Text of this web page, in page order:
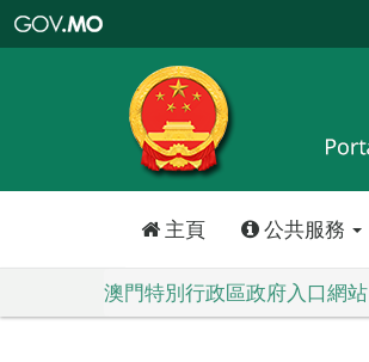
特
政
區
政
口
主頁 公共服務
澳門特別行政區政府入口網站